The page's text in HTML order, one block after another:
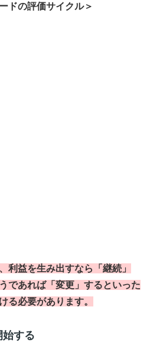
ドの評価サイクル＞
利益を生み出すなら「継続」
であれば「変更」するといった
る必要があります。
する